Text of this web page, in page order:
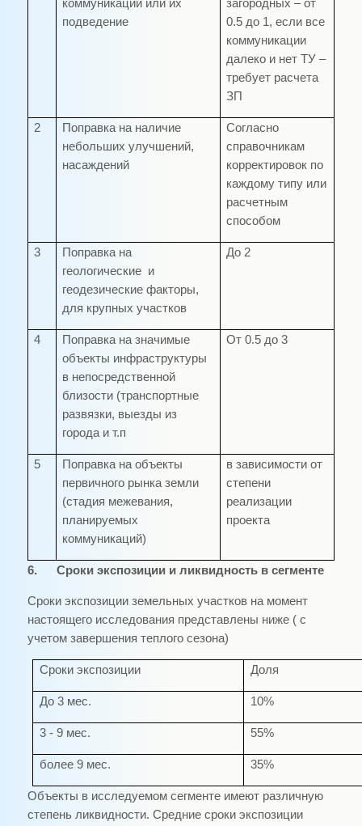
коммуникации или их
подведение
загородных – от
0.5 до 1, если все
коммуникации
далеко и нет ТУ –
требует расчета
ЗП
2
Поправка на наличие
небольших улучшений,
насаждений
Согласно
справочникам
корректировок по
каждому типу или
расчетным
способом
3
Поправка на
геологические и
геодезические факторы,
для крупных участков
До 2
4
Поправка на значимые
объекты инфраструктуры
в непосредственной
близости (транспортные
развязки, выезды из
города и т.п
От 0.5 до 3
5
Поправка на объекты
первичного рынка земли
(стадия межевания,
планируемых
коммуникаций)
в зависимости от
степени
реализации
проекта
6. Сроки экспозиции и ликвидность в сегменте
Сроки экспозиции земельных участков на момент
настоящего исследования представлены ниже ( с
учетом завершения теплого сезона)
Сроки экспозиции Доля
До 3 мес. 10%
3 - 9 мес. 55%
более 9 мес. 35%
Объекты в исследуемом сегменте имеют различную
степень ликвидности. Средние сроки экспозиции